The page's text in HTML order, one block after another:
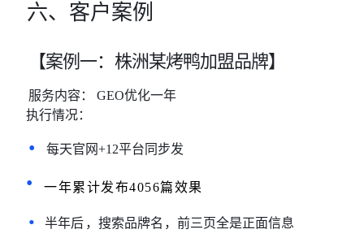
六、客户案例
【案例一： 株洲某烤鸭加盟品牌】
服务内容：
GEO优化一年
执行情况：
• 每天官网+12平台同步发
• 一年累计发布4056篇效果
•半年后 ，搜索品牌名 ，前三页全是正面信息